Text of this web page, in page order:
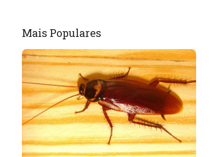
Mais Populares